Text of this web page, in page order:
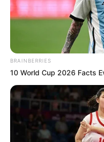
NEUROMIND PRO
BRAINBERRIES
10 World Cup 2026 Facts